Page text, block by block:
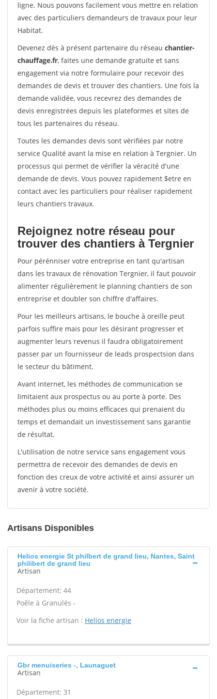
ligne. Nous pouvons facilement vous mettre en relation
avec des particuliers demandeurs de travaux pour leur
Habitat.
Devenez dès à présent partenaire du réseau chantier-
chauffage.fr, faites une demande gratuite et sans
engagement via notre formulaire pour recevoir des
demandes de devis et trouver des chantiers. Une fois la
demande validée, vous recevrez des demandes de
devis enregistrées depuis les plateformes et sites de
tous les partenaires du réseau.
Toutes les demandes devis sont vérifiées par notre
service Qualité avant la mise en relation à Tergnier. Un
processus qui permet de vérifier la véracité d'une
demande de devis. Vous pouvez rapidement $etre en
contact avec les particuliers pour réaliser rapidement
leurs chantiers travaux.
Rejoignez notre réseau pour
trouver des chantiers à Tergnier
Pour pérénniser votre entreprise en tant qu'artisan
dans les travaux de rénovation Tergnier, il faut pouvoir
alimenter régulièrement le planning chantiers de son
entreprise et doubler son chiffre d'affaires.
Pour les meilleurs artisans, le bouche à oreille peut
parfois suffire mais pour les désirant progresser et
augmenter leurs revenus il faudra obligatoirement
passer par un fournisseur de leads prospectsion dans
le secteur du bâtiment.
Avant internet, les méthodes de communication se
limitaient aux prospectus ou au porte à porte. Des
méthodes plus ou moins efficaces qui prenaient du
temps et demandait un investissement sans garantie
de résultat.
L'utilisation de notre service sans engagement vous
permettra de recevoir des demandes de devis en
fonction des creux de votre activité et ainsi assurer un
avenir à votre société.
Artisans Disponibles
Helios energie St philbert de grand lieu, Nantes, Saint
philibert de grand lieu
Artisan
Département: 44
Poêle à Granulés -
Voir la fiche artisan : Helios energie
Gbr menuiseries -, Launaguet
Artisan
Département: 31